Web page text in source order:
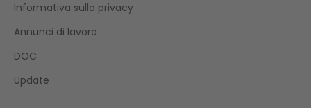
Informativa sulla privacy
Annunci di lavoro
DOC
Update